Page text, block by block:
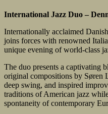
International Jazz Duo –
Internationally acclaimed
joins forces with renowned
unique evening of world-class
The duo presents a captivating
original compositions by Søren
deep swing, and inspired
traditions of American jazz
spontaneity of contemporary